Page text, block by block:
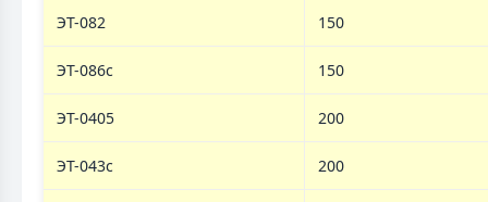
ЭТ-082 150
ЭТ-086c 150
ЭТ-0405 200
ЭТ-043с 200